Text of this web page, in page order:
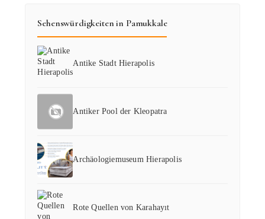
Sehenswürdigkeiten in Pamukkale
Antike Stadt Hierapolis
Antiker Pool der Kleopatra
Archäologiemuseum Hierapolis
Rote Quellen von Karahayıt